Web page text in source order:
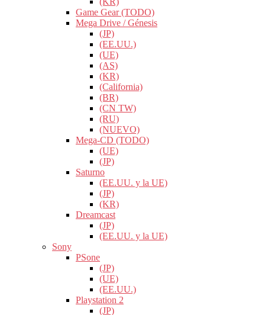
Game Gear (TODO)
Mega Drive / Génesis
(JP)
(EE.UU.)
(UE)
(AS)
(KR)
(California)
(BR)
(CN TW)
(RU)
(NUEVO)
Mega-CD (TODO)
(UE)
(JP)
Saturno
(EE.UU. y la UE)
(JP)
(KR)
Dreamcast
(JP)
(EE.UU. y la UE)
Sony
PSone
(JP)
(UE)
(EE.UU.)
Playstation 2
(JP)